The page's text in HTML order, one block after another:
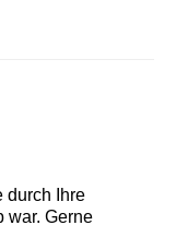
durch Ihre
war. Gerne